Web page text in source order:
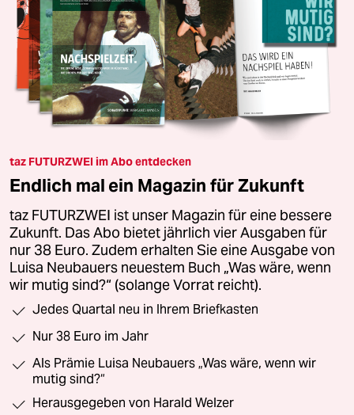
taz FUTURZWEI im Abo entdecken
Endlich mal ein Magazin für Zukunft
taz FUTURZWEI ist unser Magazin für eine bessere
Zukunft. Das Abo bietet jährlich vier Ausgaben für
nur 38 Euro. Zudem erhalten Sie eine Ausgabe von
Luisa Neubauers neuestem Buch „Was wäre, wenn
wir mutig sind?“ (solange Vorrat reicht).
Jedes Quartal neu in Ihrem Briefkasten
Nur 38 Euro im Jahr
Als Prämie Luisa Neubauers „Was wäre, wenn wir
mutig sind?“
Herausgegeben von Harald Welzer